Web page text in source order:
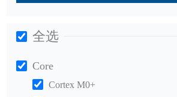
全选
Core
Cortex M0+